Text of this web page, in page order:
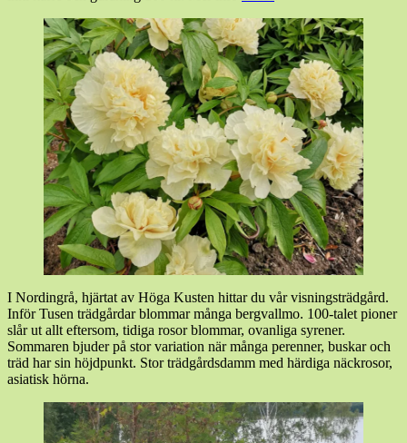
I Nordingrå, hjärtat av Höga Kusten hittar du vår visningsträdgård.
Inför Tusen trädgårdar blommar många bergvallmo. 100-talet pioner
slår ut allt eftersom, tidiga rosor blommar, ovanliga syrener.
Sommaren bjuder på stor variation när många perenner, buskar och
träd har sin höjdpunkt. Stor trädgårdsdamm med härdiga näckrosor,
asiatisk hörna.